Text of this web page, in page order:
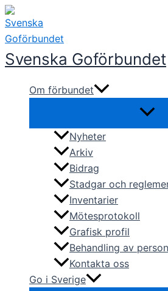
Hoppa
till
innehåll
Svenska Goförbundet
Om förbundet
Nyheter
Arkiv
Bidrag
Stadgar och
Inventarier
Mötesprotokoll
Grafisk profil
Behandling av
Kontakta oss
Go i Sverige